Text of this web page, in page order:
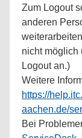
Zum Logout
anderen
nicht möglich
Logout an.)
Weitere
https://
aachen.de/
Bei